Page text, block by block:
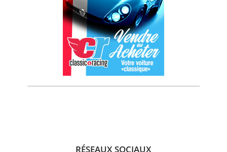
RÉSEAUX SOCIAUX